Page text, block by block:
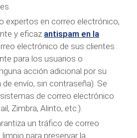
expertos en correo electrónico,
y eficaz antispam en la
electrónico de sus clientes
para los usuarios o
acción adicional por su
envío, sin contraseña). Se
de correo electrónico
Zimbra, Alinto, etc.).
un tráfico de correo
para preservar la